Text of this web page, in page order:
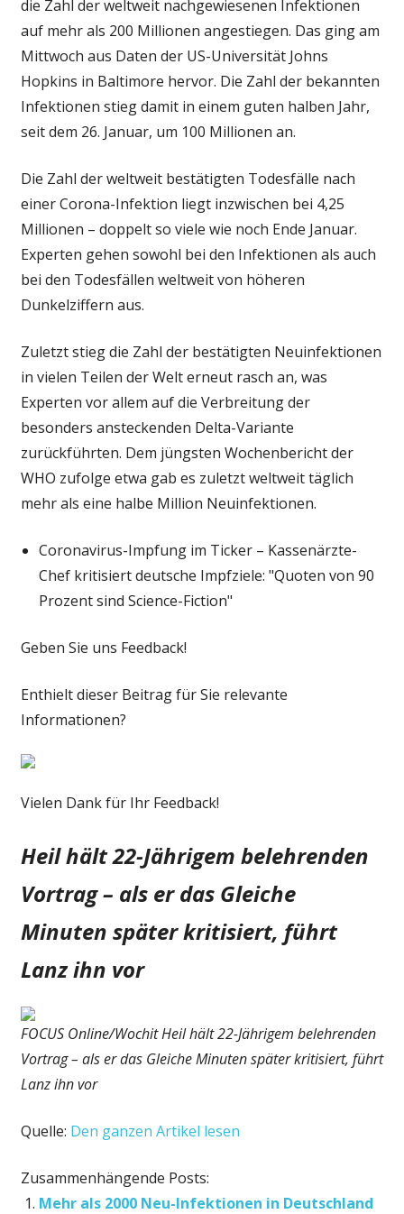
die Zahl der weltweit nachgewiesenen Infektionen
auf mehr als 200 Millionen angestiegen. Das ging am
Mittwoch aus Daten der US-Universität Johns
Hopkins in Baltimore hervor. Die Zahl der bekannten
Infektionen stieg damit in einem guten halben Jahr,
seit dem 26. Januar, um 100 Millionen an.
Die Zahl der weltweit bestätigten Todesfälle nach
einer Corona-Infektion liegt inzwischen bei 4,25
Millionen – doppelt so viele wie noch Ende Januar.
Experten gehen sowohl bei den Infektionen als auch
bei den Todesfällen weltweit von höheren
Dunkelziffern aus.
Zuletzt stieg die Zahl der bestätigten Neuinfektionen
in vielen Teilen der Welt erneut rasch an, was
Experten vor allem auf die Verbreitung der
besonders ansteckenden Delta-Variante
zurückführten. Dem jüngsten Wochenbericht der
WHO zufolge etwa gab es zuletzt weltweit täglich
mehr als eine halbe Million Neuinfektionen.
Coronavirus-Impfung im Ticker – Kassenärzte-
Chef kritisiert deutsche Impfziele: "Quoten von 90
Prozent sind Science-Fiction"
Geben Sie uns Feedback!
Enthielt dieser Beitrag für Sie relevante
Informationen?
Vielen Dank für Ihr Feedback!
Heil hält 22-Jährigem belehrenden
Vortrag – als er das Gleiche
Minuten später kritisiert, führt
Lanz ihn vor
FOCUS Online/Wochit Heil hält 22-Jährigem belehrenden
Vortrag – als er das Gleiche Minuten später kritisiert, führt
Lanz ihn vor
Quelle: Den ganzen Artikel lesen
Zusammenhängende Posts:
Mehr als 2000 Neu-Infektionen in Deutschland